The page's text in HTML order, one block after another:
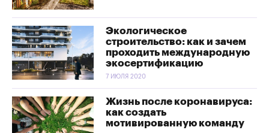
Экологическое
строительство: как и зачем
проходить международную
экосертификацию
7 ИЮЛЯ 2020
Жизнь после коронавируса:
как создать
мотивированную команду